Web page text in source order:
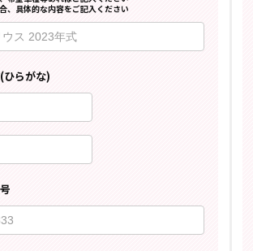
、具体的な内容をご記入ください
ひらがな)